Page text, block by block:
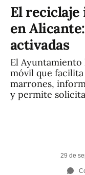
El reciclaje
en
activadas
El Ayuntamiento
móvil que
marrones,
y permite
29 de